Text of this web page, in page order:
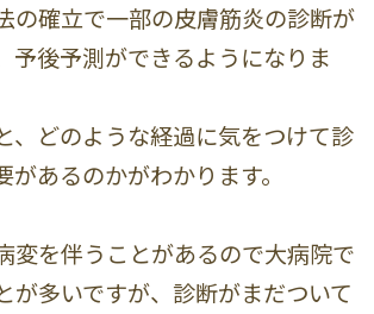
の確立で一部の皮膚筋炎の診断が
予後予測ができるようになりま
、どのような経過に気をつけて診
があるのかがわかります。
変を伴うことがあるので大病院で
が多いですが、診断がまだついて